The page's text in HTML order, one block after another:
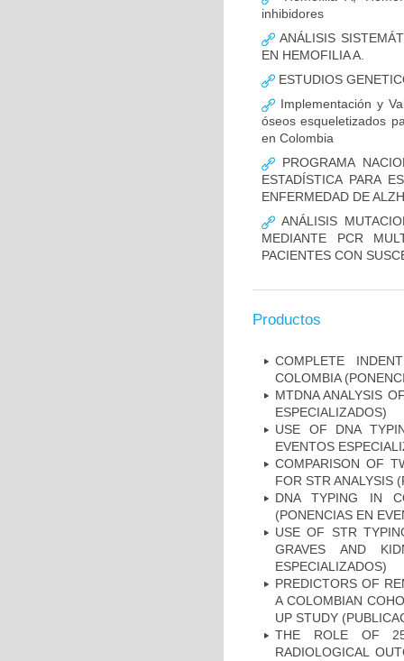
inhibidores
ANÁLISIS
EN HEMOFILIA A.
ESTUDIOS
Implementación y
óseos esqueletizados
en Colombia
PROGRAMA
ESTADÍSTICA PARA
ENFERMEDAD DE
ANÁLISIS
MEDIANTE PCR
PACIENTES CON
Productos
COMPLETE
COLOMBIA
MTDNA ANALYSIS
ESPECIALIZADOS)
USE OF DNA
EVENTOS
COMPARISON OF
FOR STR ANALYSIS
DNA TYPING IN
(PONENCIAS EN
USE OF STR
GRAVES AND
ESPECIALIZADOS)
PREDICTORS OF
A COLOMBIAN
UP STUDY
THE ROLE OF
RADIOLOGICAL